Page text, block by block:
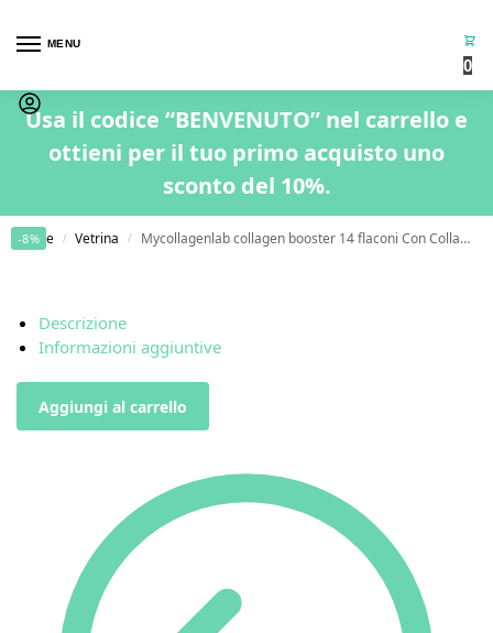
MENU
0
Usa il codice “BENVENUTO” nel carrello e
ottieni per il tuo primo acquisto uno
sconto del 10%.
Home / Vetrina / Mycollagenlab collagen booster 14 flaconi Con Collagene e Acido Ialuronico
Descrizione
Informazioni aggiuntive
Aggiungi al carrello
-8%